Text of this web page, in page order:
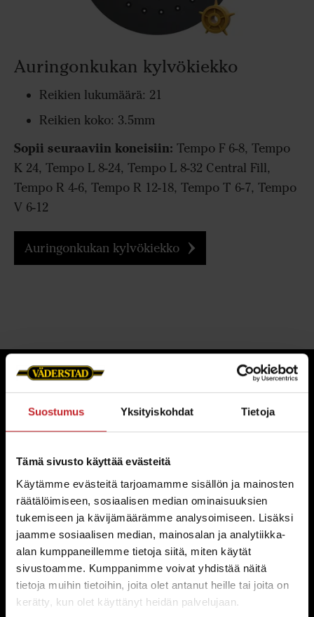
Suostumus Yksityiskohdat Tietoja
Tämä sivusto käyttää evästeitä
Käytämme evästeitä tarjoamamme sisällön ja mainosten
räätälöimiseen, sosiaalisen median ominaisuuksien
tukemiseen ja kävijämäärämme analysoimiseen. Lisäksi
jaamme sosiaalisen median, mainosalan ja analytiikka-
alan kumppaneillemme tietoja siitä, miten käytät
sivustoamme. Kumppanimme voivat yhdistää näitä
tietoja muihin tietoihin, joita olet antanut heille tai joita on
kerätty, kun olet käyttänyt heidän palvelujaan.
Auringonkukan kylvökiekko
Reikien lukumäärä: 21
Reikien koko: 3.5mm
Sopii seuraaviin koneisiin: Tempo F 6-8, Tempo
K 24, Tempo L 8-24, Tempo L 8-32 Central Fill,
Tempo R 4-6, Tempo R 12-18, Tempo T 6-7, Tempo
V 6-12
Auringonkukan kylvökiekko
Neljä syytä valita Väderstad
Alkuperäisosat taydellisellä
istuvuudella
Erityisesti Väderstad-koneisiin suunnitellut
ossamme takaavat töydellisen istuvuuden ja
erinomaiset agronomiset ominaisuudet.